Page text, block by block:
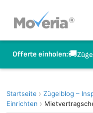
Inhalt
springen
Offerte einholen:🚚
Startseite › Zügelblog –
Einrichten ›